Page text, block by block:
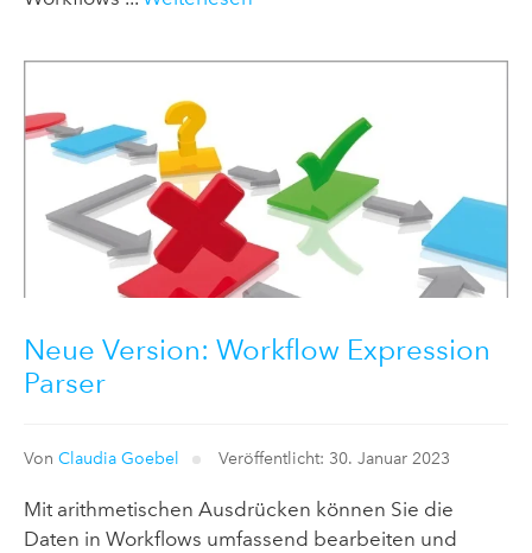
Neue Version: Workflow Expression
Parser
Von Claudia Goebel Veröffentlicht: 30. Januar 2023
Mit arithmetischen Ausdrücken können Sie die
Daten in Workflows umfassend bearbeiten und